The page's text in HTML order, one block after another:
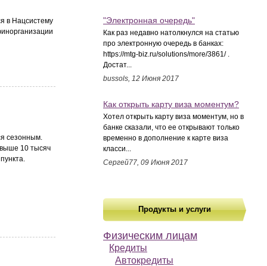
"Электронная очередь"
Как раз недавно натолкнулся на статью
про электронную очередь в банках:
https://mtg-biz.ru/solutions/more/3861/ .
Достат...
bussols, 12 Июня 2017
Как открыть карту виза моментум?
Хотел открыть карту виза моментум, но в
банке сказали, что ее открывают только
временно в дополнение к карте виза
класси...
Сергей77, 09 Июня 2017
Продукты и услуги
Физическим лицам
Кредиты
Автокредиты
в Нацсистему
сезонным.
10 тысяч